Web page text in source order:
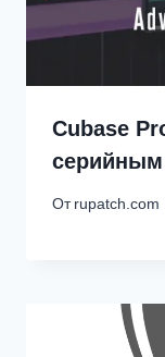
Cubase
серийным
От rupatch.com